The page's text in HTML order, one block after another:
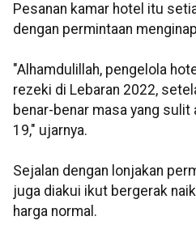
Pesanan kamar hotel itu
dengan permintaan
"Alhamdulillah, pengelola
rezeki di Lebaran 2022,
benar-benar masa yang sulit
19," ujarnya.
Sejalan dengan lonjakan
juga diakui ikut bergerak
harga normal.